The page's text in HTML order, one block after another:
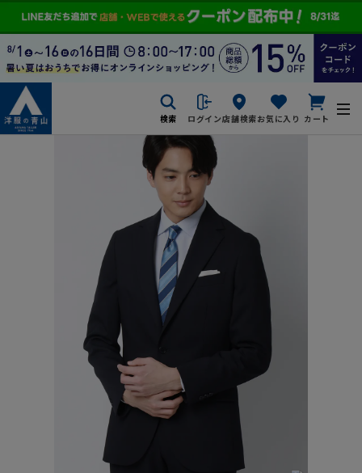
検索 ログイン店舗検索お気に入り カート